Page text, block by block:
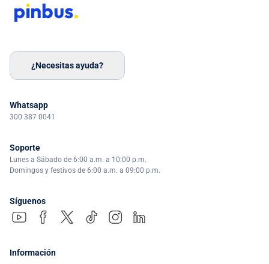
¿Necesitas ayuda?
Whatsapp
300 387 0041
Soporte
Lunes a Sábado de 6:00 a.m. a 10:00 p.m.
Domingos y festivos de 6:00 a.m. a 09:00 p.m.
Síguenos
Información